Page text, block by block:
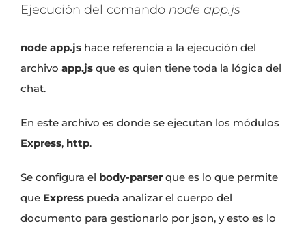
Ejecución del comando node app.js
node app.js hace referencia a la ejecución del
archivo app.js que es quien tiene toda la lógica del
chat.
En este archivo es donde se ejecutan los módulos
Express, http.
Se configura el body-parser que es lo que permite
que Express pueda analizar el cuerpo del
documento para gestionarlo por json, y esto es lo